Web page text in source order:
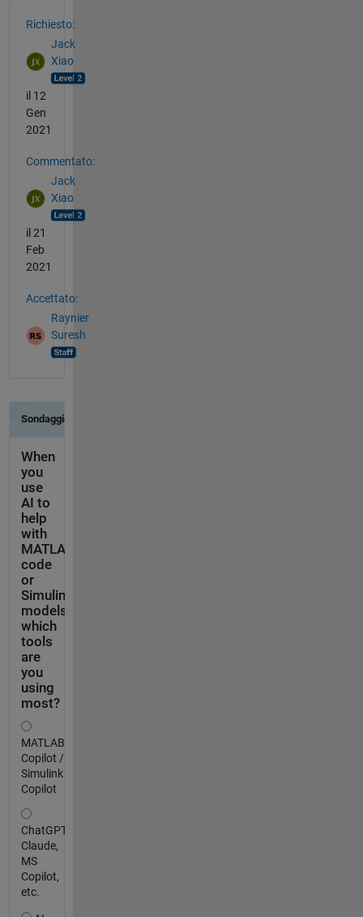
Richiesto:
Jack
Xiao
il 12
Gen
2021
Commentato:
Jack
Xiao
il 21
Feb
2021
Accettato:
Raynier
Suresh